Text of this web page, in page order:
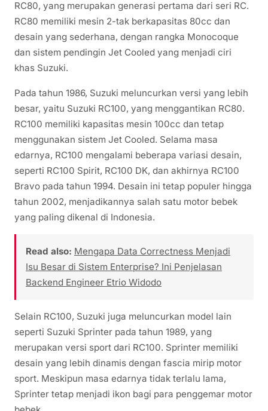
RC80, yang merupakan generasi pertama dari seri RC.
RC80 memiliki mesin 2-tak berkapasitas 80cc dan
desain yang sederhana, dengan rangka Monocoque
dan sistem pendingin Jet Cooled yang menjadi ciri
khas Suzuki.
Pada tahun 1986, Suzuki meluncurkan versi yang lebih
besar, yaitu Suzuki RC100, yang menggantikan RC80.
RC100 memiliki kapasitas mesin 100cc dan tetap
menggunakan sistem Jet Cooled. Selama masa
edarnya, RC100 mengalami beberapa variasi desain,
seperti RC100 Spirit, RC100 DK, dan akhirnya RC100
Bravo pada tahun 1994. Desain ini tetap populer hingga
tahun 2002, menjadikannya salah satu motor bebek
yang paling dikenal di Indonesia.
Read also: Mengapa Data Correctness Menjadi
Isu Besar di Sistem Enterprise? Ini Penjelasan
Backend Engineer Etrio Widodo
Selain RC100, Suzuki juga meluncurkan model lain
seperti Suzuki Sprinter pada tahun 1989, yang
merupakan versi sport dari RC100. Sprinter memiliki
desain yang lebih dinamis dengan fascia mirip motor
sport. Meskipun masa edarnya tidak terlalu lama,
Sprinter tetap menjadi ikon bagi para penggemar motor